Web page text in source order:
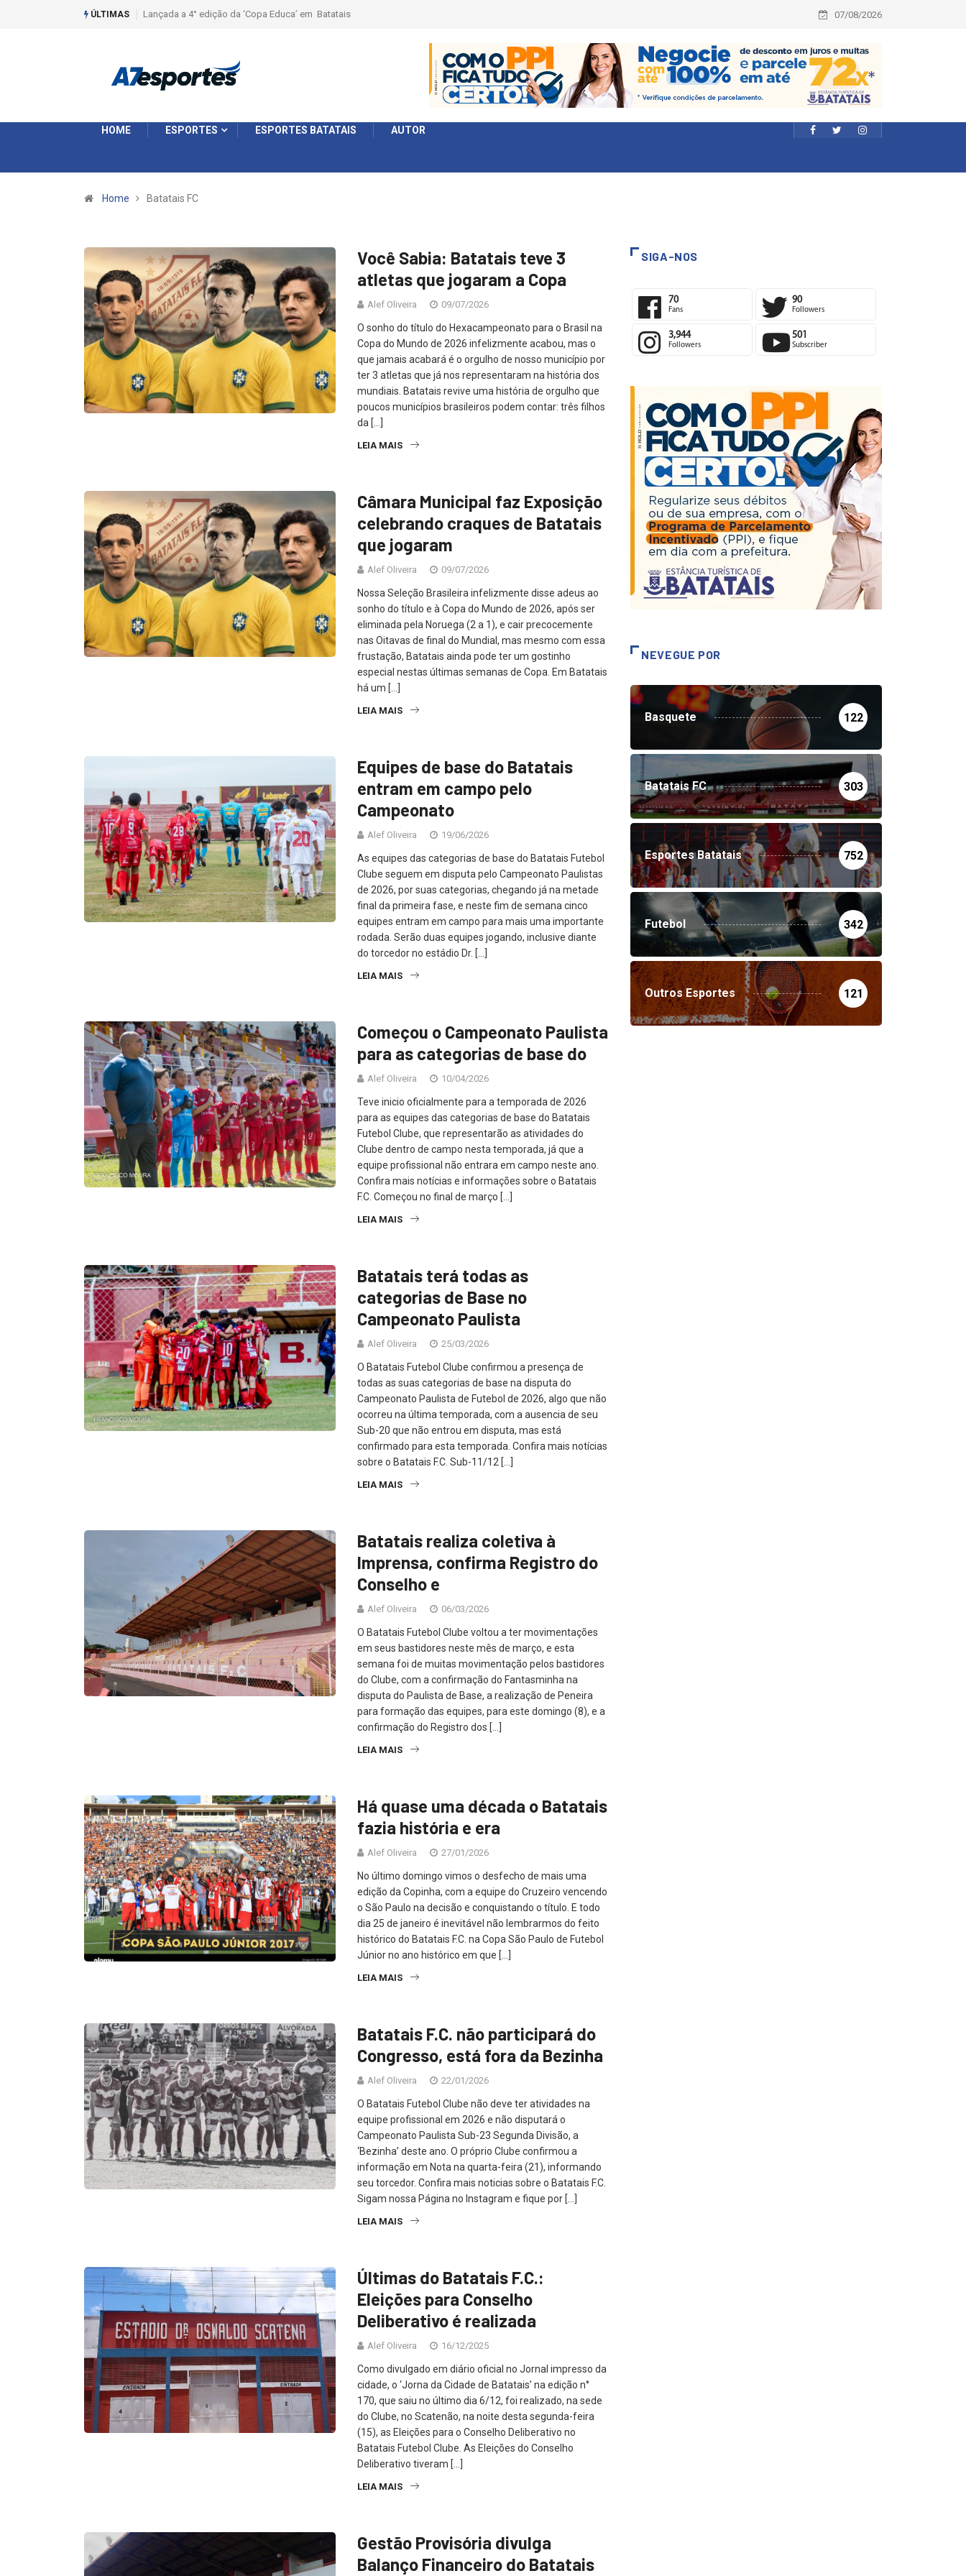
ÚLTIMAS Liga 2026: Equipes rompem com a LABE na Série Ouro e entidade define a 2° fase, times e formato 07/08/2026
HOME ESPORTES ESPORTES BATATAIS AUTOR
Home Batatais FC
Você Sabia: Batatais teve 3
atletas que jogaram a Copa
Alef Oliveira 09/07/2026
O sonho do título do Hexacampeonato para o Brasil na
Copa do Mundo de 2026 infelizmente acabou, mas o
que jamais acabará é o orgulho de nosso município por
ter 3 atletas que já nos representaram na história dos
mundiais. Batatais revive uma história de orgulho que
poucos municípios brasileiros podem contar: três filhos
da […]
LEIA MAIS
Câmara Municipal faz Exposição
celebrando craques de Batatais
que jogaram
Alef Oliveira 09/07/2026
Nossa Seleção Brasileira infelizmente disse adeus ao
sonho do título e à Copa do Mundo de 2026, após ser
eliminada pela Noruega (2 a 1), e cair precocemente
nas Oitavas de final do Mundial, mas mesmo com essa
frustação, Batatais ainda pode ter um gostinho
especial nestas últimas semanas de Copa. Em Batatais
há um […]
LEIA MAIS
Equipes de base do Batatais
entram em campo pelo
Campeonato
Alef Oliveira 19/06/2026
As equipes das categorias de base do Batatais Futebol
Clube seguem em disputa pelo Campeonato Paulistas
de 2026, por suas categorias, chegando já na metade
final da primeira fase, e neste fim de semana cinco
equipes entram em campo para mais uma importante
rodada. Serão duas equipes jogando, inclusive diante
do torcedor no estádio Dr. […]
LEIA MAIS
Começou o Campeonato Paulista
para as categorias de base do
Alef Oliveira 10/04/2026
Teve inicio oficialmente para a temporada de 2026
para as equipes das categorias de base do Batatais
Futebol Clube, que representarão as atividades do
Clube dentro de campo nesta temporada, já que a
equipe profissional não entrara em campo neste ano.
Confira mais notícias e informações sobre o Batatais
F.C. Começou no final de março […]
LEIA MAIS
Batatais terá todas as
categorias de Base no
Campeonato Paulista
Alef Oliveira 25/03/2026
O Batatais Futebol Clube confirmou a presença de
todas as suas categorias de base na disputa do
Campeonato Paulista de Futebol de 2026, algo que não
ocorreu na última temporada, com a ausencia de seu
Sub-20 que não entrou em disputa, mas está
confirmado para esta temporada. Confira mais notícias
sobre o Batatais F.C. Sub-11/12 […]
LEIA MAIS
Batatais realiza coletiva à
Imprensa, confirma Registro do
Conselho e
Alef Oliveira 06/03/2026
O Batatais Futebol Clube voltou a ter movimentações
em seus bastidores neste mês de março, e esta
semana foi de muitas movimentação pelos bastidores
do Clube, com a confirmação do Fantasminha na
disputa do Paulista de Base, a realização de Peneira
para formação das equipes, para este domingo (8), e a
confirmação do Registro dos […]
LEIA MAIS
Há quase uma década o Batatais
fazia história e era
Alef Oliveira 27/01/2026
No último domingo vimos o desfecho de mais uma
edição da Copinha, com a equipe do Cruzeiro vencendo
o São Paulo na decisão e conquistando o título. E todo
dia 25 de janeiro é inevitável não lembrarmos do feito
histórico do Batatais F.C. na Copa São Paulo de Futebol
Júnior no ano histórico em que […]
LEIA MAIS
Batatais F.C. não participará do
Congresso, está fora da Bezinha
Alef Oliveira 22/01/2026
O Batatais Futebol Clube não deve ter atividades na
equipe profissional em 2026 e não disputará o
Campeonato Paulista Sub-23 Segunda Divisão, a
‘Bezinha’ deste ano. O próprio Clube confirmou a
informação em Nota na quarta-feira (21), informando
seu torcedor. Confira mais noticias sobre o Batatais F.C.
Sigam nossa Página no Instagram e fique por […]
LEIA MAIS
Últimas do Batatais F.C.:
Eleições para Conselho
Deliberativo é realizada
Alef Oliveira 16/12/2025
Como divulgado em diário oficial no Jornal impresso da
cidade, o ‘Jorna da Cidade de Batatais’ na edição n°
170, que saiu no último dia 6/12, foi realizado, na sede
do Clube, no Scatenão, na noite desta segunda-feira
(15), as Eleições para o Conselho Deliberativo no
Batatais Futebol Clube. As Eleições do Conselho
Deliberativo tiveram […]
LEIA MAIS
Gestão Provisória divulga
Balanço Financeiro do Batatais
SIGA-NOS
70
Fans
90
Followers
3,944
Followers
501
Subscriber
NEVEGUE POR
Basquete 122
Batatais FC 303
Esportes Batatais 752
Futebol 342
Outros Esportes 121